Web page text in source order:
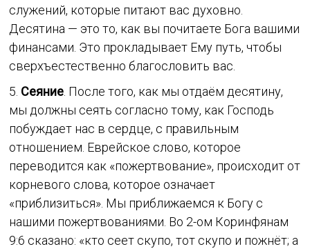
служений, которые питают вас духовно.
Десятина — это то, как вы почитаете Бога вашими
финансами. Это прокладывает Ему путь, чтобы
сверхъестественно благословить вас.
5. Сеяние. После того, как мы отдаём десятину,
мы должны сеять согласно тому, как Господь
побуждает нас в сердце, с правильным
отношением. Еврейское слово, которое
переводится как «пожертвование», происходит от
корневого слова, которое означает
«приблизиться». Мы приближаемся к Богу с
нашими пожертвованиями. Во 2-ом Коринфянам
9:6 сказано: «кто сеет скупо, тот скупо и пожнёт; а